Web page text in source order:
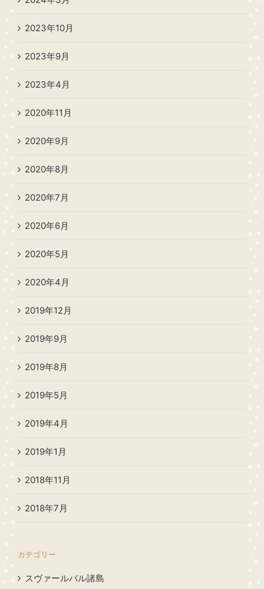
2023年10月
2023年9月
2023年4月
2020年11月
2020年9月
2020年8月
2020年7月
2020年6月
2020年5月
2020年4月
2019年12月
2019年9月
2019年8月
2019年5月
2019年4月
2019年1月
2018年11月
2018年7月
カテゴリー
スヴァールバル諸島